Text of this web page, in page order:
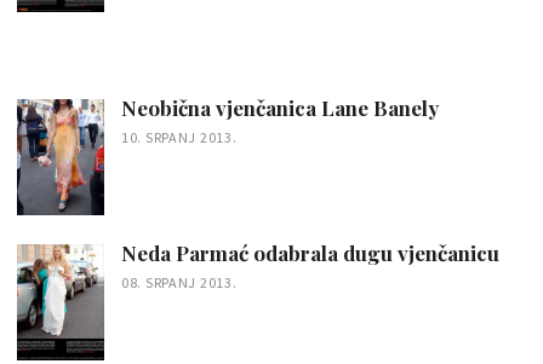
Neobična vjenčanica Lane Banely
10. SRPANJ 2013.
Neda Parmać odabrala dugu vjenčanicu
08. SRPANJ 2013.